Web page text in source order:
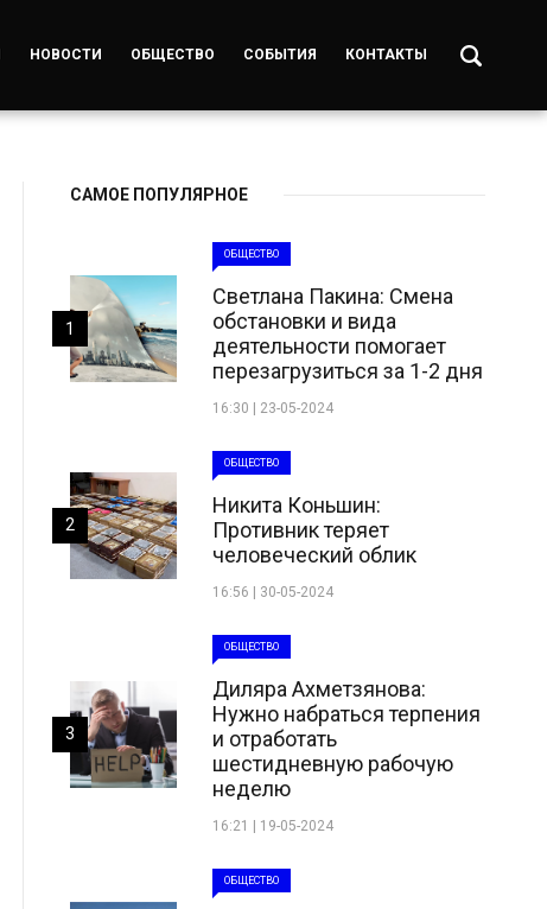
НОВОСТИ ОБЩЕСТВО СОБЫТИЯ КОНТАКТЫ
САМОЕ ПОПУЛЯРНОЕ
ОБЩЕСТВО
Светлана Пакина: Смена
обстановки и вида
деятельности помогает
перезагрузиться за 1-2 дня
16:30 | 23-05-2024
1
ОБЩЕСТВО
Никита Коньшин:
Противник теряет
человеческий облик
16:56 | 30-05-2024
2
ОБЩЕСТВО
Диляра Ахметзянова:
Нужно набраться терпения
и отработать
шестидневную рабочую
неделю
16:21 | 19-05-2024
3
ОБЩЕСТВО